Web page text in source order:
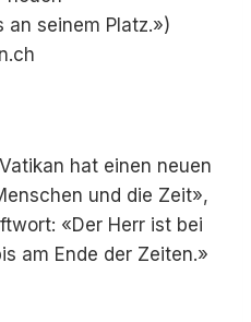
an seinem Platz.»)
hat einen neuen
und die Zeit»,
«Der Herr ist bei
am Ende der Zeiten.»